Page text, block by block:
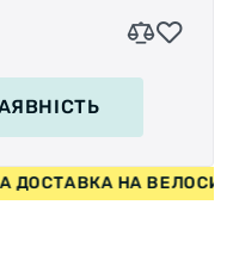
ДОСТАВКА НА